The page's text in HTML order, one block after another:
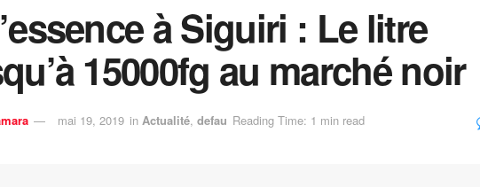
à Siguiri : Le litre
15000fg au marché noir
mai 19, 2019 in Actualité, defau Reading Time: 1 min read